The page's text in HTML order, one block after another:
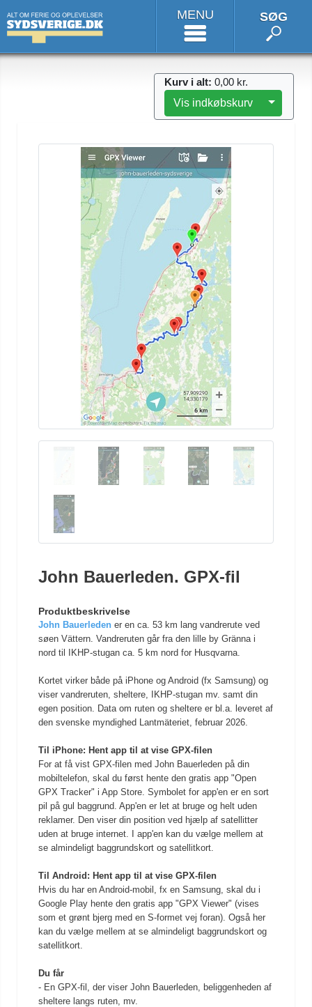
MENU SØG
Kurv i alt: 0,00 kr.
Vis indkøbskurv
Toggle
John Bauerleden. GPX-fil
Produktbeskrivelse
John Bauerleden er en ca. 53 km lang vandrerute ved
søen Vättern. Vandreruten går fra den lille by Gränna i
nord til IKHP-stugan ca. 5 km nord for Husqvarna.
Kortet virker både på iPhone og Android (fx Samsung) og
viser vandreruten, sheltere, IKHP-stugan mv. samt din
egen position. Data om ruten og sheltere er bl.a. leveret af
den svenske myndighed Lantmäteriet, februar 2026.
Til iPhone: Hent app til at vise GPX-filen
For at få vist GPX-filen med John Bauerleden på din
mobiltelefon, skal du først hente den gratis app "Open
GPX Tracker" i App Store. Symbolet for app'en er en sort
pil på gul baggrund. App'en er let at bruge og helt uden
reklamer. Den viser din position ved hjælp af satellitter
uden at bruge internet. I app'en kan du vælge mellem at
se almindeligt baggrundskort og satellitkort.
Til Android: Hent app til at vise GPX-filen
Hvis du har en Android-mobil, fx en Samsung, skal du i
Google Play hente den gratis app "GPX Viewer" (vises
som et grønt bjerg med en S-formet vej foran). Også her
kan du vælge mellem at se almindeligt baggrundskort og
satellitkort.
Du får
- En GPX-fil, der viser John Bauerleden, beliggenheden af
sheltere langs ruten, mv.